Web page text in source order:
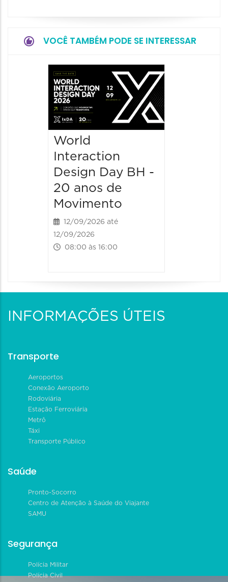
VOCÊ TAMBÉM PODE SE INTERESSAR
World
Interaction
Design Day BH -
20 anos de
Movimento
12/09/2026 até
12/09/2026
08:00 às 16:00
INFORMAÇÕES ÚTEIS
Transporte
Aeroportos
Conexão Aeroporto
Rodoviária
Estação Ferroviária
Metrô
Táxi
Transporte Público
Saúde
Pronto-Socorro
Centro de Atenção à Saúde do Viajante
SAMU
Segurança
Polícia Militar
Polícia Civil